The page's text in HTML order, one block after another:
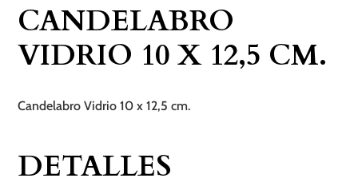
cm.
cantidad
CANDELABRO
VIDRIO 10 X 12,5 CM.
Candelabro Vidrio 10 x 12,5 cm.
DETALLES